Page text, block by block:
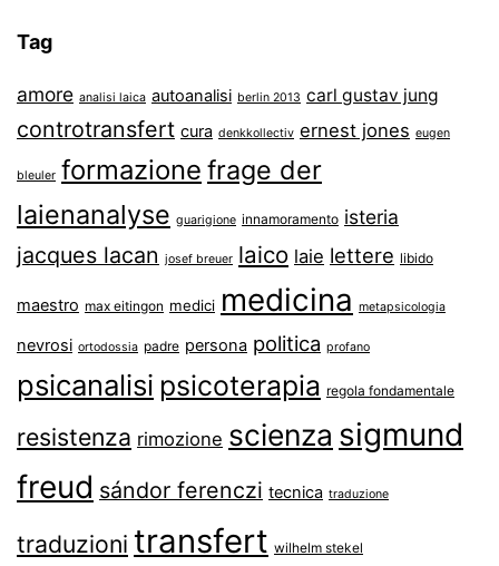
Tag
amore analisi laica autoanalisi berlin 2013 carl gustav jung
controtransfert cura denkkollectiv ernest jones eugen
bleuler formazione frage der
laienanalyse guarigione innamoramento isteria
jacques lacan josef breuer laico laie lettere libido
maestro max eitingon medici medicina metapsicologia
nevrosi ortodossia padre persona politica profano
psicanalisi psicoterapia regola fondamentale
resistenza rimozione scienza sigmund
freud sándor ferenczi tecnica traduzione
traduzioni transfert wilhelm stekel